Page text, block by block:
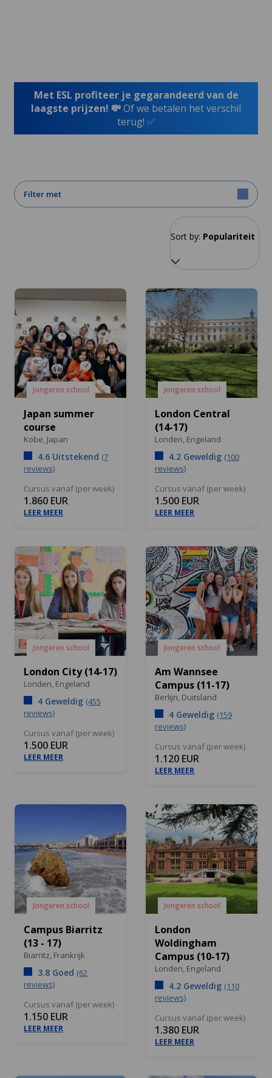
Met ESL profiteer je gegarandeerd van de
laagste prijzen! 💸Of we betalen het verschil
terug! ✅
Filter met
Sort by: Populariteit
Jongeren school
Japan summer
course
Kobe, Japan
4.6 Uitstekend (7
reviews)
Cursus vanaf (per week)
1.860 EUR
LEER MEER
Jongeren school
London Central
(14-17)
Londen, Engeland
4.2 Geweldig (100
reviews)
Cursus vanaf (per week)
1.500 EUR
LEER MEER
Jongeren school
London City (14-17)
Londen, Engeland
4 Geweldig (455
reviews)
Cursus vanaf (per week)
1.500 EUR
LEER MEER
Jongeren school
Am Wannsee
Campus (11-17)
Berlijn, Duitsland
4 Geweldig (159
reviews)
Cursus vanaf (per week)
1.120 EUR
LEER MEER
Jongeren school
Campus Biarritz
(13 - 17)
Biarritz, Frankrijk
3.8 Goed (62
reviews)
Cursus vanaf (per week)
1.150 EUR
LEER MEER
Jongeren school
London
Woldingham
Campus (10-17)
Londen, Engeland
4.2 Geweldig (110
reviews)
Cursus vanaf (per week)
1.380 EUR
LEER MEER